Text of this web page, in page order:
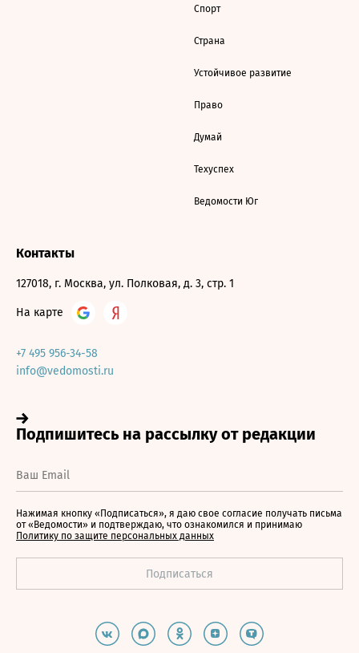
Спорт
Страна
Устойчивое развитие
Право
Думай
Техуспех
Ведомости Юг
Контакты
127018, г. Москва, ул. Полковая, д. 3, стр. 1
На карте
+7 495 956-34-58
info@vedomosti.ru
Нажимая кнопку «Подписаться», я даю свое согласие получать письма
от «Ведомости» и подтверждаю, что ознакомился и принимаю
Политику по защите персональных данных